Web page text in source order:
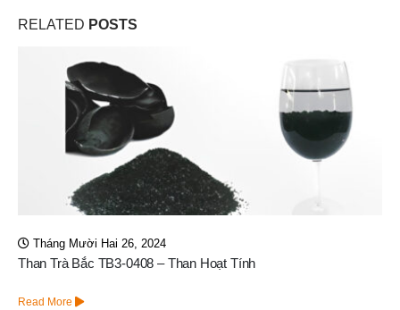
RELATED POSTS
Tháng Năm 11, 2026
Lõi Lọc Nén 1 micron 10 Inch – An Vi Group Cung Cấp
Read More